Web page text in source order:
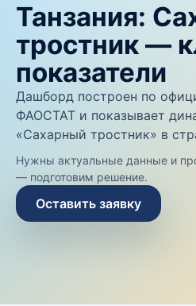
Танзания:
тростник —
показатели
Дашборд построен по
ФАОСТАТ и показывает
«Сахарный тростник» в
Нужны актуальные данные и
— подготовим решение.
Оставить заявку